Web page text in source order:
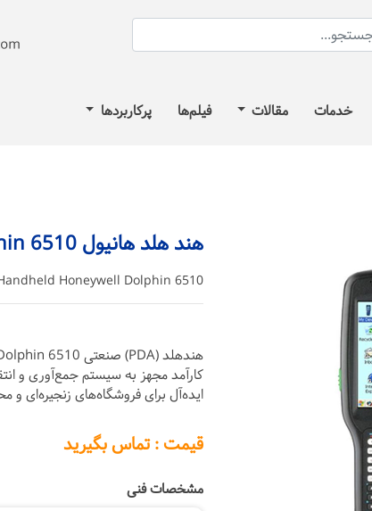
خدمات مقالات فیلم‌ها پرکاربردها
هند هلد هانیول Dolphin 6510
Honeywell Dolphin 6510
کارآمد مجهز به سیستم جمع‌آوری و
ایده‌آل برای فروشگاه‎‌های زنجیره‌ای و محیط‌های صنعتی است.
قیمت : تماس بگیرید
مشخصات فنی